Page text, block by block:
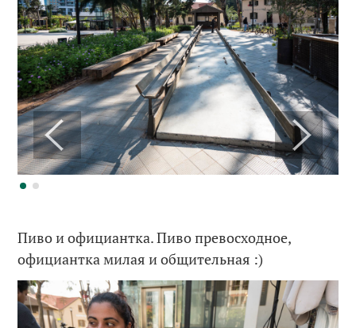
Пиво и официантка. Пиво превосходное,
официантка милая и общительная :)